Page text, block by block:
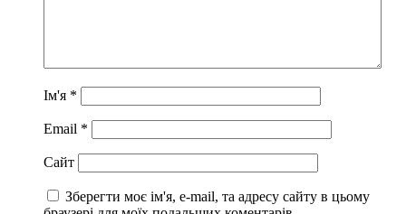
Ім'я *
Email *
Сайт
Зберегти моє ім'я, e-mail, та адресу сайту в цьому